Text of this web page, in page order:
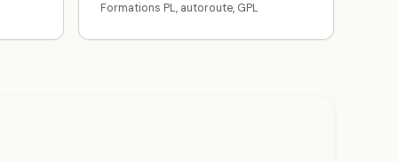
Formations PL, autoroute, GPL